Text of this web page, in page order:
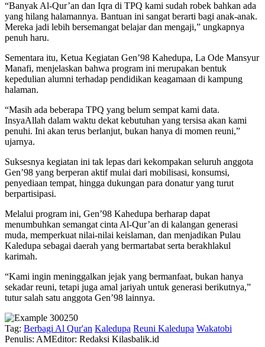
“Banyak Al-Qur’an dan Iqra di TPQ kami sudah robek bahkan ada
yang hilang halamannya. Bantuan ini sangat berarti bagi anak-anak.
Mereka jadi lebih bersemangat belajar dan mengaji,” ungkapnya
penuh haru.
Sementara itu, Ketua Kegiatan Gen’98 Kahedupa, La Ode Mansyur
Manafi, menjelaskan bahwa program ini merupakan bentuk
kepedulian alumni terhadap pendidikan keagamaan di kampung
halaman.
“Masih ada beberapa TPQ yang belum sempat kami data.
InsyaAllah dalam waktu dekat kebutuhan yang tersisa akan kami
penuhi. Ini akan terus berlanjut, bukan hanya di momen reuni,”
ujarnya.
Suksesnya kegiatan ini tak lepas dari kekompakan seluruh anggota
Gen’98 yang berperan aktif mulai dari mobilisasi, konsumsi,
penyediaan tempat, hingga dukungan para donatur yang turut
berpartisipasi.
Melalui program ini, Gen’98 Kahedupa berharap dapat
menumbuhkan semangat cinta Al-Qur’an di kalangan generasi
muda, memperkuat nilai-nilai keislaman, dan menjadikan Pulau
Kaledupa sebagai daerah yang bermartabat serta berakhlakul
karimah.
“Kami ingin meninggalkan jejak yang bermanfaat, bukan hanya
sekadar reuni, tetapi juga amal jariyah untuk generasi berikutnya,”
tutur salah satu anggota Gen’98 lainnya.
Tag: Berbagi Al Qur'an Kaledupa Reuni Kaledupa Wakatobi
Penulis: AMEditor: Redaksi Kilasbalik.id